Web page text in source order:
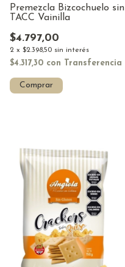
Premezcla Bizcochuelo sin
TACC Vainilla
$4.797,00
2 x $2.398,50 sin interés
$4.317,30 con Transferencia
Comprar